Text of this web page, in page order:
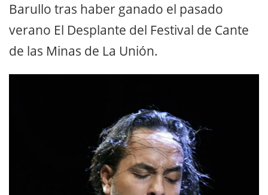
Barullo tras haber ganado el pasado
verano El Desplante del Festival de Cante
de las Minas de La Unión.